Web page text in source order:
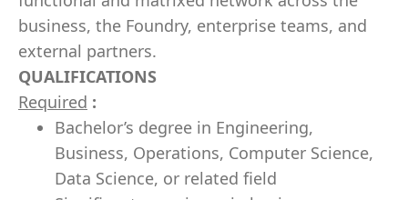
business, the Foundry, enterprise teams, and
external partners.
QUALIFICATIONS
Required :
Bachelor’s degree in Engineering,
Business, Operations, Computer Science,
Data Science, or related field